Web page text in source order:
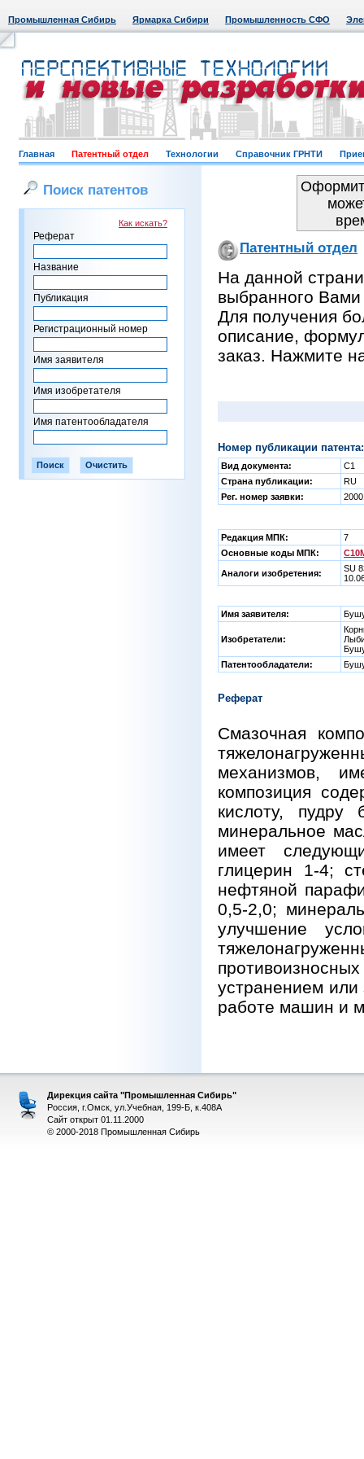
Промышленная Сибирь Ярмарка Сибири Промышленность СФО
Главная Патентный отдел Технологии Справочник ГРНТИ
Поиск патентов
Как искать?
Реферат
Название
Публикация
Регистрационный номер
Имя заявителя
Имя изобретателя
Имя патентообладателя
Патентный отдел
На данной
выбранного Вами
Для получения
описание,
заказ. Нажмите
Номер публикации
Вид документа:
C1
Страна публикации:
RU
Рег. номер заявки:
Редакция МПК:
7
Основные коды МПК:
Аналоги изобретения:
SU
Имя заявителя:
Изобретатели:
Патентообладатели:
Реферат
Смазочная
механизмов,
композиция
кислоту,
минеральное
имеет
глицерин 1-4;
нефтяной
0,5-2,0;
улучшение
устранением
работе машин и
Дирекция сайта "Промышленная Сибирь"
Россия, г.Омск, ул.Учебная, 199-Б, к.408А
Сайт открыт 01.11.2000
© 2000-2018 Промышленная Сибирь